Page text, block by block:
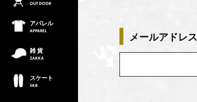
OUT DOOR
アパレル
APPAREL
雑 貨
ZAKKA
スケート
SK8
メールアドレス